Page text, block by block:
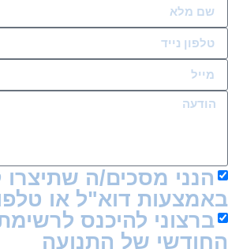
הנני מסכים/ה שתיצרו
דוא"ל או
ברצוני להיכנס לרשימת
של התנועה